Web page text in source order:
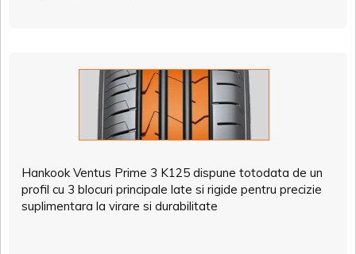
Hankook Ventus Prime 3 K125 dispune totodata de un
profil cu 3 blocuri principale late si rigide pentru precizie
suplimentara la virare si durabilitate